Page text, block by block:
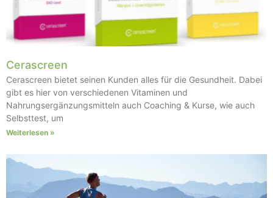
Cerascreen
Cerascreen bietet seinen Kunden alles für die Gesundheit. Dabei
gibt es hier von verschiedenen Vitaminen und
Nahrungsergänzungsmitteln auch Coaching & Kurse, wie auch
Selbsttest, um
Weiterlesen »